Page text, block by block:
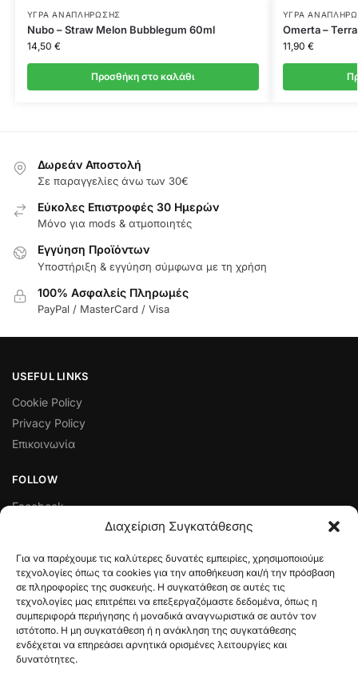
Διαχείριση Συγκατάθεσης
Για να παρέχουμε τις καλύτερες δυνατές εμπειρίες, χρησιμοποιούμε
τεχνολογίες όπως τα cookies για την αποθήκευση και/ή την πρόσβαση
σε πληροφορίες της συσκευής. Η συγκατάθεση σε αυτές τις
τεχνολογίες μας επιτρέπει να επεξεργαζόμαστε δεδομένα, όπως η
συμπεριφορά περιήγησης ή μοναδικά αναγνωριστικά σε αυτόν τον
ιστότοπο. Η μη συγκατάθεση ή η ανάκληση της συγκατάθεσης
ενδέχεται να επηρεάσει αρνητικά ορισμένες λειτουργίες και
δυνατότητες.
ΥΓΡΆ ΑΝΑΠΛΉΡΩΣΗΣ
Nubo – Straw Melon Bubblegum 60ml
14,50 €
Προσθήκη στο καλάθι
ΥΓΡΆ
Omerta –
11,90 €
Δωρεάν Αποστολή
Σε παραγγελίες άνω των 30€
Εύκολες Επιστροφές 30 Ημερών
Μόνο για mods & ατμοποιητές
Εγγύηση Προϊόντων
Υποστήριξη & εγγύηση σύμφωνα με τη χρήση
100% Ασφαλείς Πληρωμές
PayPal / MasterCard / Visa
USEFUL LINKS
Cookie Policy
Privacy Policy
Επικοινωνία
FOLLOW
Facebook
ΠΟΛΙΤΙΚΈΣ ΛΕΙΤΟΥΡΓΊΑΣ ΚΑΙ ΔΙΑΧΕΊΡΙΣΗΣ ΣΥΝΑΛΛΑΓΏΝ
Πολιτική Ελαττωματικού Προϊόντος
Τρόποι Πληρωμής
Όροι & Προϋποθέσεις
Πολιτική Επιστροφών